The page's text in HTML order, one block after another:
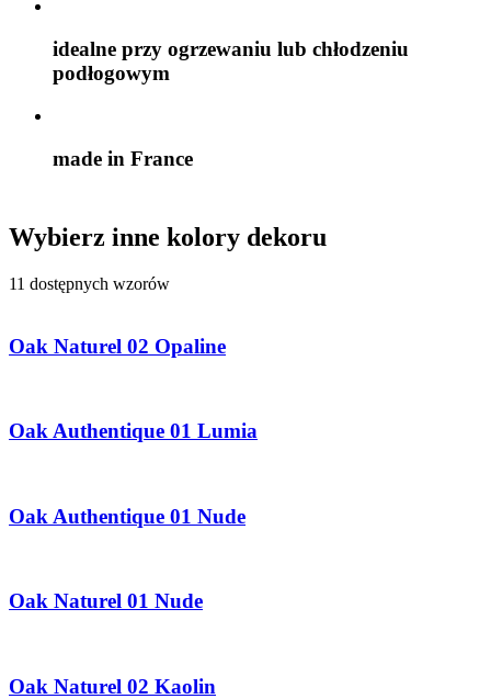
idealne przy ogrzewaniu lub chłodzeniu
podłogowym
made in France
Wybierz inne kolory dekoru
11 dostępnych wzorów
Oak Naturel 02 Opaline
Oak Authentique 01 Lumia
Oak Authentique 01 Nude
Oak Naturel 01 Nude
Oak Naturel 02 Kaolin